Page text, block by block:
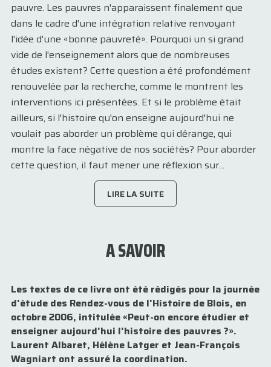
pauvre. Les pauvres n'apparaissent finalement que
dans le cadre d'une intégration relative renvoyant
l'idée d'une «bonne pauvreté». Pourquoi un si grand
vide de l'enseignement alors que de nombreuses
études existent? Cette question a été profondément
renouvelée par la recherche, comme le montrent les
interventions ici présentées. Et si le problème était
ailleurs, si l'histoire qu'on enseigne aujourd'hui ne
voulait pas aborder un problème qui dérange, qui
montre la face négative de nos sociétés? Pour aborder
cette question, il faut mener une réflexion sur...
LIRE LA SUITE
A SAVOIR
Les textes de ce livre ont été rédigés pour la journée
d'étude des Rendez-vous de l'Histoire de Blois, en
octobre 2006, intitulée «Peut-on encore étudier et
enseigner aujourd'hui l'histoire des pauvres ?».
Laurent Albaret, Hélène Latger et Jean-François
Wagniart ont assuré la coordination.